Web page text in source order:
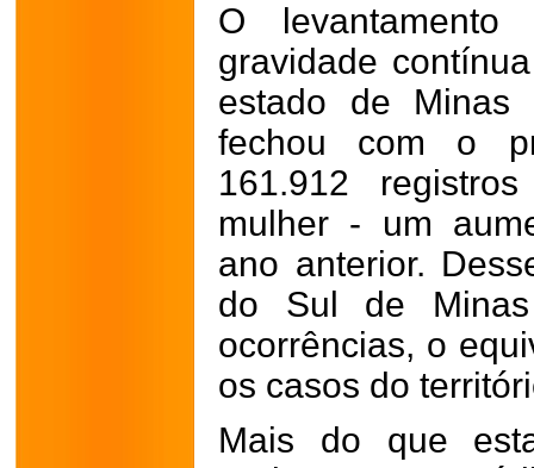
O levantamento
gravidade
estado de
fechou com o
161.912
mulher - um
ano anterior.
do Sul de
ocorrências, o
os casos do
Mais do que